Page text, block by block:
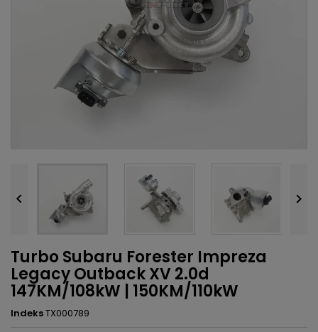
 
Turbo Subaru Forester Impreza
Legacy Outback XV 2.0d
147KM/108kW | 150KM/110kW
IndeksTX000789